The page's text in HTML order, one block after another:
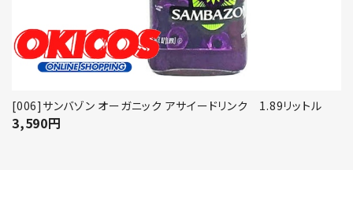
[006]サンバゾン オーガニック アサイードリンク 1.89リットル
3,590円